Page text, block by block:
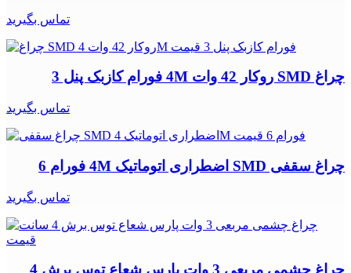
تماس بگیرید
چراغ SMD روکار 42 وات 4M فورام کازبک پنل 3
تماس بگیرید
چراغ سقفی SMD اضطراری اتوماتیک 4M فورام 6
تماس بگیرید